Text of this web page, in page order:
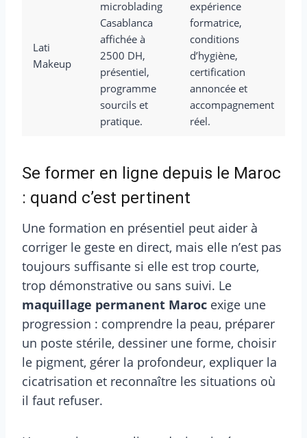
Lati
Makeup
microblading
Casablanca
affichée à
2500 DH,
présentiel,
programme
sourcils et
pratique.
expérience
formatrice,
conditions
d’hygiène,
certification
annoncée et
accompagnement
réel.
Se former en ligne depuis le Maroc
: quand c’est pertinent
Une formation en présentiel peut aider à
corriger le geste en direct, mais elle n’est pas
toujours suffisante si elle est trop courte,
trop démonstrative ou sans suivi. Le
maquillage permanent Maroc exige une
progression : comprendre la peau, préparer
un poste stérile, dessiner une forme, choisir
le pigment, gérer la profondeur, expliquer la
cicatrisation et reconnaître les situations où
il faut refuser.